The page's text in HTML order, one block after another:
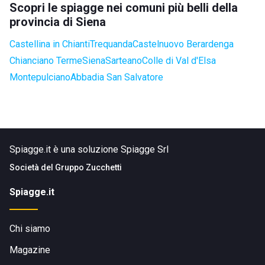
Scopri le spiagge nei comuni più belli della
provincia di Siena
Castellina in ChiantiTrequandaCastelnuovo Berardenga
Chianciano TermeSienaSarteanoColle di Val d'Elsa
MontepulcianoAbbadia San Salvatore
Spiagge.it è una soluzione Spiagge Srl
Società del Gruppo Zucchetti
Spiagge.it
Chi siamo
Magazine